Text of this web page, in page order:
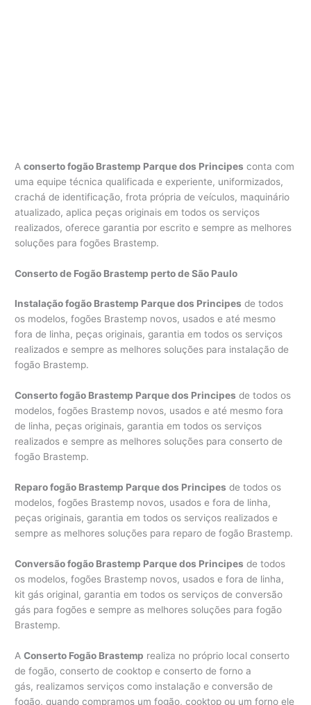
Aconserto fogão Brastemp Parque dos Principes conta com
uma equipe técnica qualificada e experiente, uniformizados,
crachá de identificação, frota própria de veículos, maquinário
atualizado, aplica peças originais em todos os serviços
realizados, oferece garantia por escrito e sempre as melhores
soluções para fogões Brastemp.
Conserto de Fogão Brastemp perto de São Paulo
Instalação fogão Brastemp Parque dos Principes de todos
os modelos, fogões Brastemp novos, usados e até mesmo
fora de linha, peças originais, garantia em todos os serviços
realizados e sempre as melhores soluções para instalação de
fogão Brastemp.
Conserto fogão Brastemp Parque dos Principes de todos os
modelos, fogões Brastemp novos, usados e até mesmo fora
de linha, peças originais, garantia em todos os serviços
realizados e sempre as melhores soluções para conserto de
fogão Brastemp.
Reparo fogão Brastemp Parque dos Principes de todos os
modelos, fogões Brastemp novos, usados e fora de linha,
peças originais, garantia em todos os serviços realizados e
sempre as melhores soluções para reparo de fogão Brastemp.
Conversão fogão Brastemp Parque dos Principes de todos
os modelos, fogões Brastemp novos, usados e fora de linha,
kit gás original, garantia em todos os serviços de conversão
gás para fogões e sempre as melhores soluções para fogão
Brastemp.
AConserto Fogão Brastemp realiza no próprio local conserto
de fogão, conserto de cooktop e conserto de forno a
gás, realizamos serviços como instalação e conversão de
fogão, quando compramos um fogão, cooktop ou um forno ele